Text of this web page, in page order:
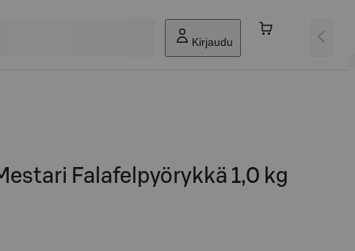
Kirjaudu
Falafelpyörykkä 1,0 kg